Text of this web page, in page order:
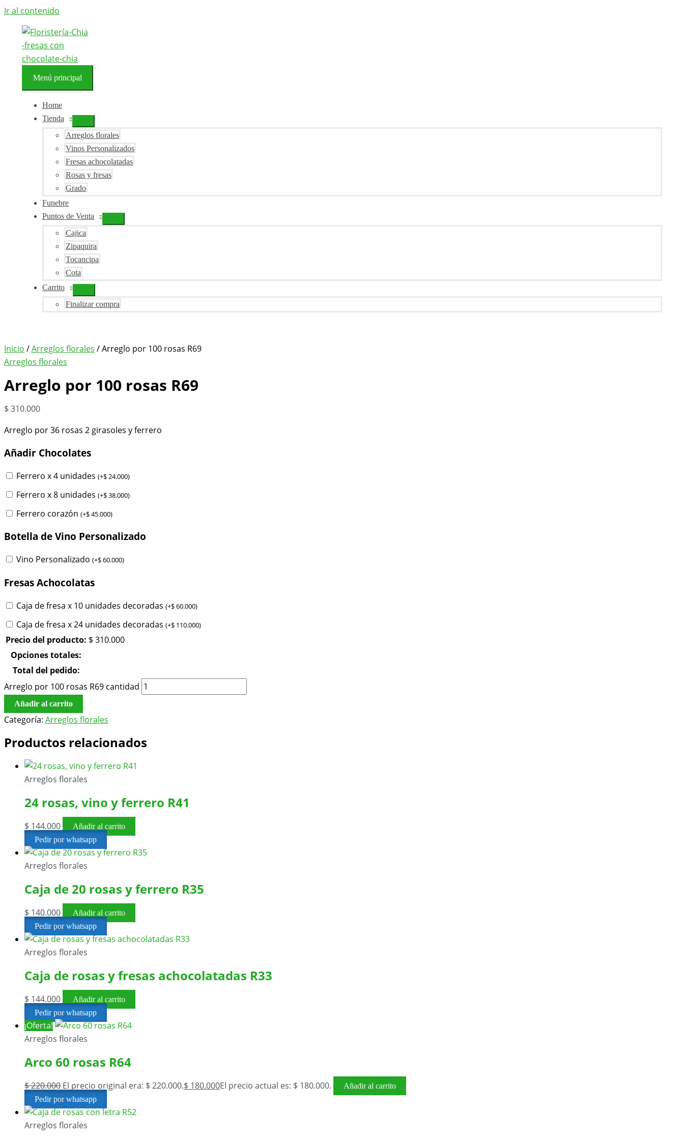
Ir al contenido
Menú principal
Home
Tienda
Arreglos florales
Vinos Personalizados
Fresas achocolatadas
Rosas y fresas
Grado
Funebre
Puntos de Venta
Cajica
Zipaquira
Tocancipa
Cota
Carrito
Finalizar compra
Inicio /Arreglos florales / Arreglo por 100 rosas R69
Arreglos florales
Arreglo por 100 rosas R69
$ 310.000
Arreglo por 36 rosas 2 girasoles y ferrero
Añadir Chocolates
Ferrero x 4 unidades (+$24.000)
Ferrero x 8 unidades (+$38.000)
Ferrero corazón (+$45.000)
Botella de Vino Personalizado
Vino Personalizado (+$60.000)
Fresas Achocolatas
Caja de fresa x 10 unidades decoradas (+$60.000)
Caja de fresa x 24 unidades decoradas (+$ 110.000)
Precio del producto: $ 310.000
Opciones totales:
Total del pedido:
Arreglo por 100 rosas R69 cantidad
Añadir al carrito
Categoría: Arreglos florales
Productos relacionados
Arreglos florales
24 rosas, vino y ferrero R41
$ 144.000
Añadir al carrito
Pedir por whatsapp
Arreglos florales
Caja de 20 rosas y ferrero R35
$ 140.000
Añadir al carrito
Pedir por whatsapp
Arreglos florales
Caja de rosas y fresas achocolatadas R33
$ 144.000
Añadir al carrito
Pedir por whatsapp
¡Oferta!
Arreglos florales
Arco 60 rosas R64
$220.000 El precio original era: $ 220.000.$ 180.000El precio actual es: $ 180.000.
Añadir al carrito
Pedir por whatsapp
Arreglos florales